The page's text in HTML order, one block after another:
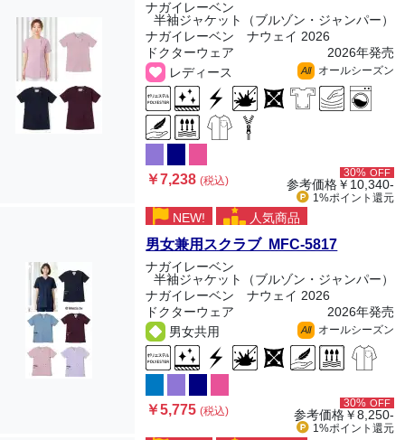
ナガイレーベン
半袖ジャケット（ブルゾン・ジャンパー）
ナガイレーベン ナウェイ 2026
ドクターウェア
2026年発売
レディース
All オールシーズン
￥7,238(税込)
30% OFF
参考価格￥10,340-
1%ポイント 還元
NEW! 人気商品
男女兼用スクラブ MFC-5817
ナガイレーベン
半袖ジャケット（ブルゾン・ジャンパー）
ナガイレーベン ナウェイ 2026
ドクターウェア
2026年発売
男女共用
All オールシーズン
￥5,775(税込)
30% OFF
参考価格￥8,250-
1%ポイント 還元